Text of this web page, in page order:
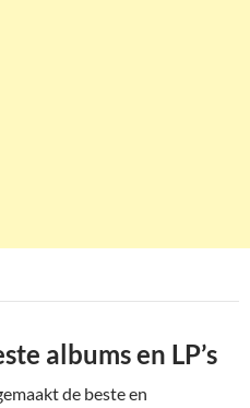
albums en LP’s
de beste en